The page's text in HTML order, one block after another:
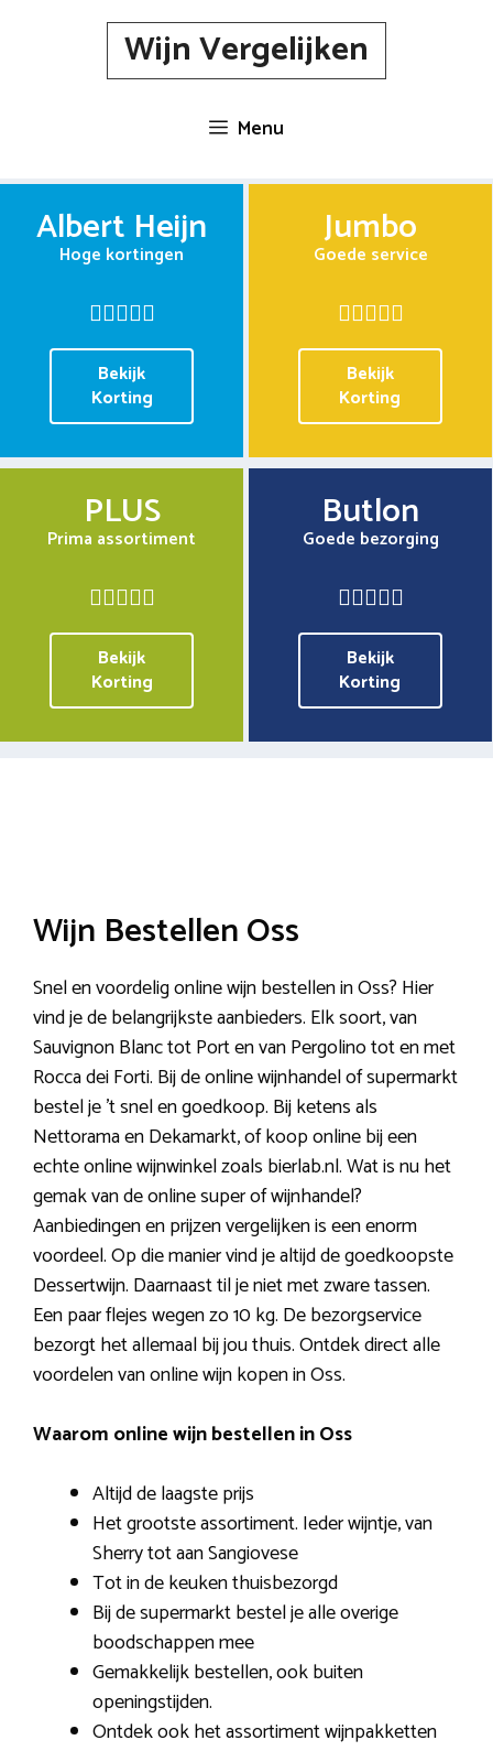
Wijn Vergelijken
Menu
Albert Heijn
Hoge kortingen
Bekijk
Korting
Jumbo
Goede service
Bekijk
Korting
PLUS
Prima assortiment
Bekijk
Korting
Butlon
Goede bezorging
Bekijk
Korting
Wijn Bestellen Oss
Snel en voordelig online wijn bestellen in Oss? Hier
vind je de belangrijkste aanbieders. Elk soort, van
Sauvignon Blanc tot Port en van Pergolino tot en met
Rocca dei Forti. Bij de online wijnhandel of supermarkt
bestel je ’t snel en goedkoop. Bij ketens als
Nettorama en Dekamarkt, of koop online bij een
echte online wijnwinkel zoals bierlab.nl. Wat is nu het
gemak van de online super of wijnhandel?
Aanbiedingen en prijzen vergelijken is een enorm
voordeel. Op die manier vind je altijd de goedkoopste
Dessertwijn. Daarnaast til je niet met zware tassen.
Een paar flejes wegen zo 10 kg. De bezorgservice
bezorgt het allemaal bij jou thuis. Ontdek direct alle
voordelen van online wijn kopen in Oss.
Waarom online wijn bestellen in Oss
Altijd de laagste prijs
Het grootste assortiment. Ieder wijntje, van
Sherry tot aan Sangiovese
Tot in de keuken thuisbezorgd
Bij de supermarkt bestel je alle overige
boodschappen mee
Gemakkelijk bestellen, ook buiten
openingstijden.
Ontdek ook het assortiment wijnpakketten